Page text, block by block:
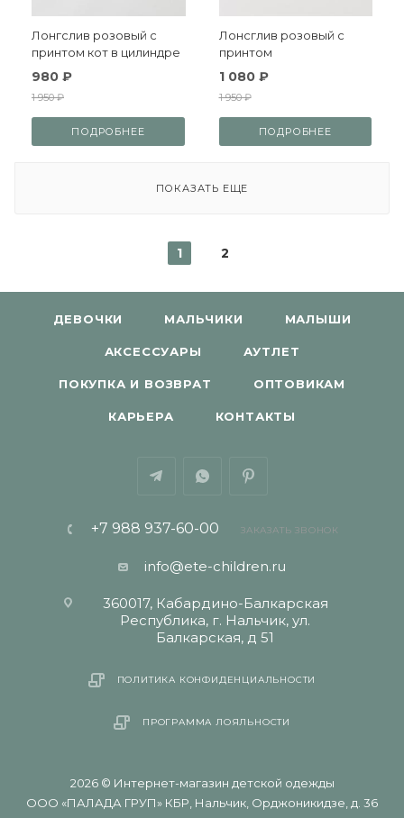
Лонгслив розовый с
принтом кот в цилиндре
980 ₽
1 950 ₽
ПОДРОБНЕЕ
Лонсглив розовый с
принтом
1 080 ₽
1 950 ₽
ПОДРОБНЕЕ
ПОКАЗАТЬ ЕЩЕ
1 2
ДЕВОЧКИ МАЛЬЧИКИ МАЛЫШИ
АКСЕССУАРЫ АУТЛЕТ
ПОКУПКА И ВОЗВРАТ ОПТОВИКАМ
КАРЬЕРА КОНТАКТЫ
+7 988 937-60-00 ЗАКАЗАТЬ ЗВОНОК
info@ete-children.ru
360017, Кабардино-Балкарская
Республика, г. Нальчик, ул.
Балкарская, д 51
ПОЛИТИКА КОНФИДЕНЦИАЛЬНОСТИ
ПРОГРАММА ЛОЯЛЬНОСТИ
2026 © Интернет-магазин детской одежды
ООО «ПАЛАДА ГРУП» КБР, Нальчик, Орджоникидзе, д. 36